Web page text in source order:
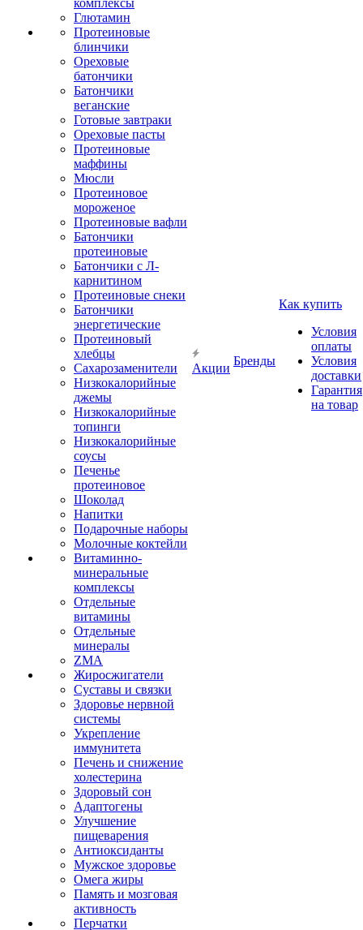
комплексы
Глютамин
Протеиновые
блинчики
Ореховые
батончики
Батончики
веганские
Готовые завтраки
Ореховые пасты
Протеиновые
маффины
Мюсли
Протеиновое
мороженое
Протеиновые вафли
Батончики
протеиновые
Батончики с Л-
карнитином
Протеиновые снеки
Батончики
энергетические
Протеиновый
хлебцы
Сахарозаменители
Низкокалорийные
джемы
Низкокалорийные
топинги
Низкокалорийные
соусы
Печенье
протеиновое
Шоколад
Напитки
Подарочные наборы
Молочные коктейли
Витаминно-
минеральные
комплексы
Отдельные
витамины
Отдельные
минералы
ZMA
Жиросжигатели
Суставы и связки
Здоровье нервной
системы
Укрепление
иммунитета
Печень и снижение
холестерина
Здоровый сон
Адаптогены
Улучшение
пищеварения
Антиоксиданты
Мужское здоровье
Омега жиры
Память и мозговая
активность
Перчатки
Акции
Бренды
Как купить
Условия
оплаты
Условия
доставки
Гарантия
на товар